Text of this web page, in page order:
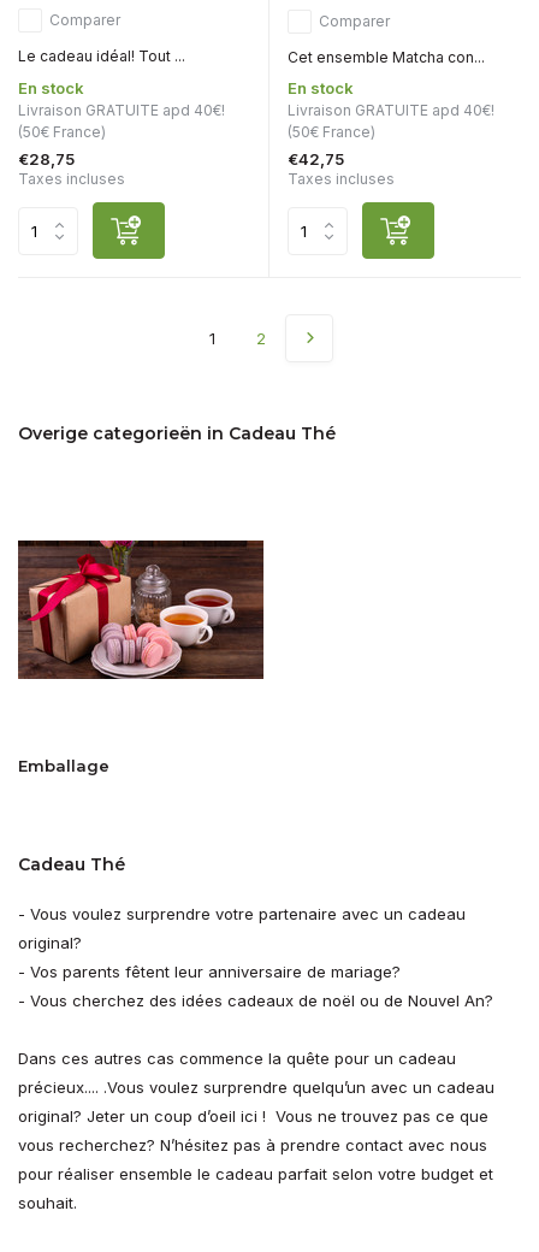
Comparer
Le cadeau idéal! Tout ...
En stock
Livraison GRATUITE apd 40€!
(50€ France)
€28,75
Taxes incluses
Comparer
Cet ensemble Matcha con...
En stock
Livraison GRATUITE apd 40€!
(50€ France)
€42,75
Taxes incluses
1 2
Overige categorieën in Cadeau Thé
Emballage
Cadeau Thé
- Vous voulez surprendre votre partenaire avec un cadeau
original?
- Vos parents fêtent leur anniversaire de mariage?
- Vous cherchez des idées cadeaux de noël ou de Nouvel An?
Dans ces autres cas commence la quête pour un cadeau
précieux.... .Vous voulez surprendre quelqu’un avec un cadeau
original? Jeter un coup d’oeil ici ! Vous ne trouvez pas ce que
vous recherchez? N’hésitez pas à prendre contact avec nous
pour réaliser ensemble le cadeau parfait selon votre budget et
souhait.